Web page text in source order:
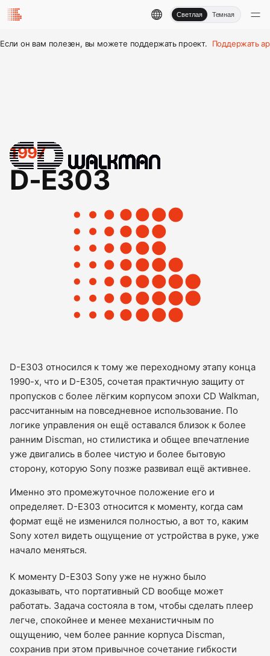
Светлая Темная
Если он вам полезен, вы можете поддержать проект. Поддержать
1997
D-E303
D-E303 относился к тому же переходному этапу конца
1990-х, что и D-E305, сочетая практичную защиту от
пропусков с более лёгким корпусом эпохи CD Walkman,
рассчитанным на повседневное использование. По
логике управления он ещё оставался близок к более
ранним Discman, но стилистика и общее впечатление
уже двигались в более чистую и более бытовую
сторону, которую Sony позже развивал ещё активнее.
Именно это промежуточное положение его и
определяет. D-E303 относится к моменту, когда сам
формат ещё не изменился полностью, а вот то, каким
Sony хотел видеть ощущение от устройства в руке, уже
начало меняться.
К моменту D-E303 Sony уже не нужно было
доказывать, что портативный CD вообще может
работать. Задача состояла в том, чтобы сделать плеер
легче, спокойнее и менее механистичным по
ощущению, чем более ранние корпуса Discman,
сохранив при этом привычное сочетание гибкости